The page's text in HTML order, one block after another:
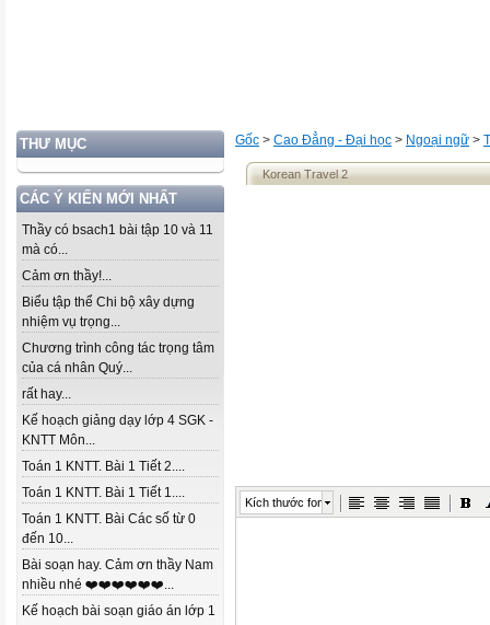
THƯ MỤC
CÁC Ý KIẾN MỚI NHẤT
Thầy có bsach1 bài tập 10 và 11
mà có...
Cảm ơn thầy!...
Biểu tập thể Chi bộ xây dựng
nhiệm vụ trọng...
Chương trình công tác trọng tâm
của cá nhân Quý...
rất hay...
Kế hoạch giảng dạy lớp 4 SGK -
KNTT Môn...
Toán 1 KNTT. Bài 1 Tiết 2....
Toán 1 KNTT. Bài 1 Tiết 1....
Toán 1 KNTT. Bài Các số từ 0
đến 10...
Bài soạn hay. Cảm ơn thầy Nam
nhiều nhé ❤️❤️❤️❤️❤️❤️...
Kế hoạch bài soạn giáo án lớp 1
Gốc > Cao Đẳng - Đại học > Ngoại ngữ >
Korean Travel 2
Kích thước font